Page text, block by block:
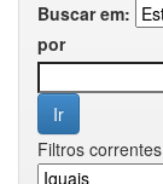
Buscar em:
por
Filtros